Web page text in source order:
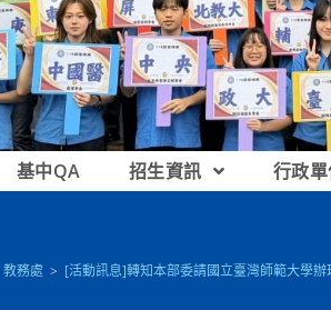
基中QA 招生資訊 行政
教務處 > [活動訊息]轉知本部委請國立臺灣師範大學